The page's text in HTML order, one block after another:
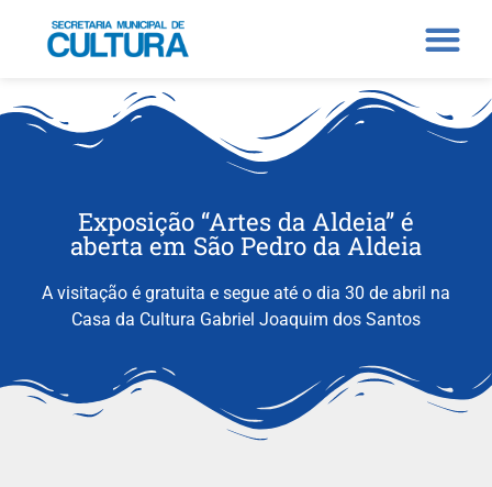
Exposição “Artes da Aldeia” é
aberta em São Pedro da Aldeia
A visitação é gratuita e segue até o dia 30 de abril na
Casa da Cultura Gabriel Joaquim dos Santos